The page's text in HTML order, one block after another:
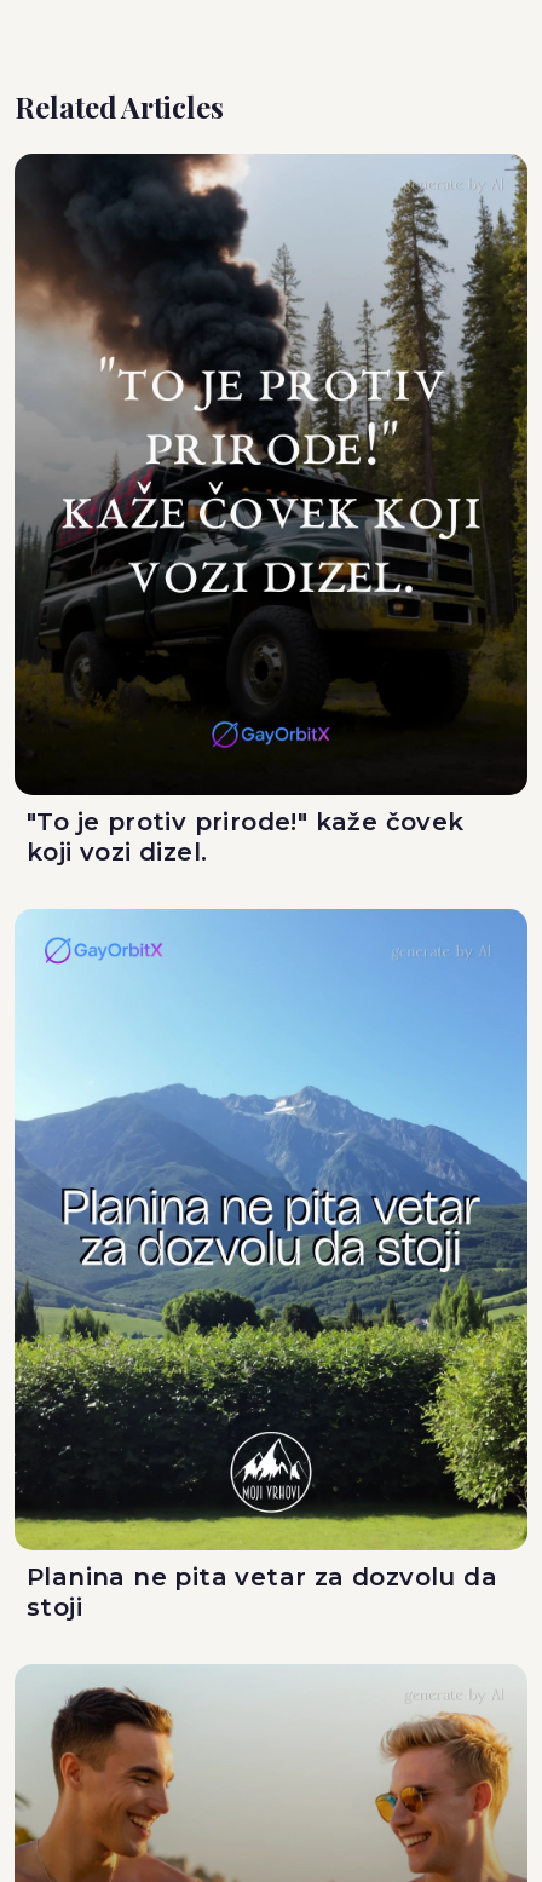
Related Articles
"To je protiv prirode!" kaže čovek
koji vozi dizel.
Planina ne pita vetar za dozvolu da
stoji